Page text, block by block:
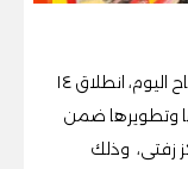
تفقد الدكتور طارق رحمي محافظ الغربية،صباح اليوم، انطلاق ١٤
وتطويرها ضمن
زفتى، وذلك